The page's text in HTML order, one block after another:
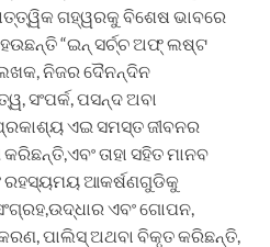
ଗହ୍ୱରକୁ ବିଶେଷ ଭାବରେ
“ଇନ୍ ସର୍ଚ୍ଚ ଅଫ୍ ଲଷ୍ଟ
ନିଜର ଦୈନନ୍ଦିନ
ସଂପର୍କ, ପସନ୍ଦ ଅବା
ଏଇ ସମସ୍ତ ଜୀବନର
ତାହା ସହିତ ମାନବ
ରହସ୍ୟମୟ ଆକର୍ଷଣଗୁଡିକୁ
ଏବଂ ଗୋପନ,
ପାଲିସ୍ ଅଥବା ବିକୃତ କରିଛନ୍ତି,